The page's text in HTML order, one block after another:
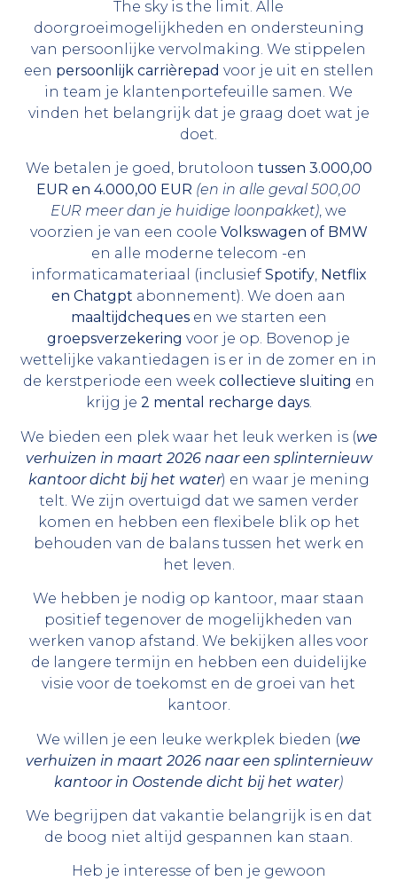
The sky is the limit. Alle
doorgroeimogelijkheden en ondersteuning
van persoonlijke vervolmaking. We stippelen
een persoonlijk carrièrepad voor je uit en stellen
in team je klantenportefeuille samen. We
vinden het belangrijk dat je graag doet wat je
doet.
We betalen je goed, brutoloon tussen 3.000,00
EUR en 4.000,00 EUR (en in alle geval 500,00
EUR meer dan je huidige loonpakket), we
voorzien je van een coole Volkswagen of BMW
en alle moderne telecom -en
informaticamateriaal (inclusief Spotify, Netflix
en Chatgpt abonnement). We doen aan
maaltijdchequesen we starten een
groepsverzekering voor je op. Bovenop je
wettelijke vakantiedagen is er in de zomer en in
de kerstperiode een week collectieve sluiting en
krijg je 2 mental recharge days.
We bieden een plek waar het leuk werken is (we
verhuizen in maart 2026 naar een splinternieuw
kantoor dicht bij het water) en waar je mening
telt. We zijn overtuigd dat we samen verder
komen en hebben een flexibele blik op het
behouden van de balans tussen het werk en
het leven.
We hebben je nodig op kantoor, maar staan
positief tegenover de mogelijkheden van
werken vanop afstand. We bekijken alles voor
de langere termijn en hebben een duidelijke
visie voor de toekomst en de groei van het
kantoor.
We willen je een leuke werkplek bieden (we
verhuizen in maart 2026 naar een splinternieuw
kantoor in Oostende dicht bij het water)
We begrijpen dat vakantie belangrijk is en dat
de boog niet altijd gespannen kan staan.
Heb je interesse of ben je gewoon